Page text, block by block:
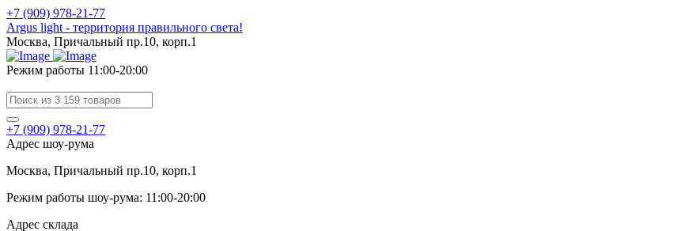
+7 (909) 978-21-77
Argus light - территория правильного света!
Москва, Причальный пр.10, корп.1
Режим работы 11:00-20:00
+7 (909) 978-21-77
Адрес шоу-рума
Москва, Причальный пр.10, корп.1
Режим работы шоу-рума: 11:00-20:00
Адрес склада